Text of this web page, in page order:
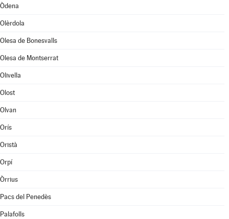
Òdena
Olèrdola
Olesa de Bonesvalls
Olesa de Montserrat
Olivella
Olost
Olvan
Orís
Oristà
Orpí
Òrrius
Pacs del Penedès
Palafolls